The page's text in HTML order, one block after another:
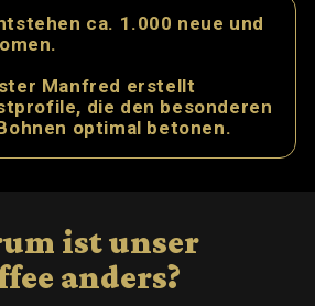
für jeden
Gold-